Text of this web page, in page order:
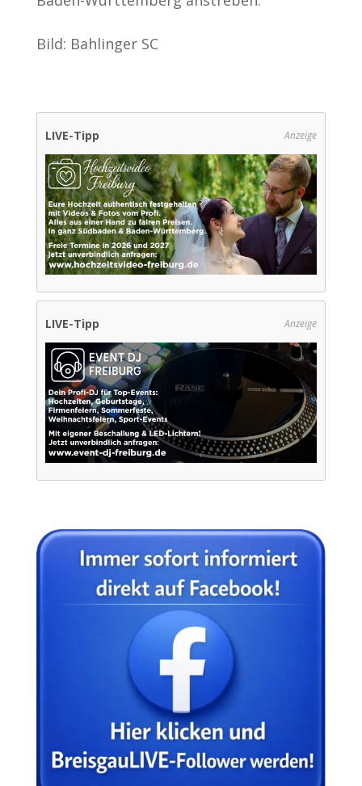
Bild: Bahlinger SC
LIVE-Tipp Anzeige
LIVE-Tipp Anzeige